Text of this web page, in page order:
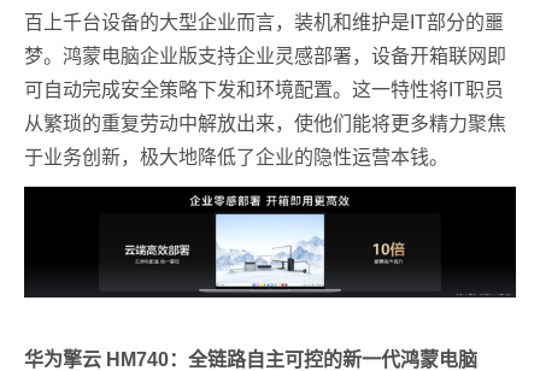
百上千台设备的大型企业而言，装机和维护是IT部分的噩
梦。鸿蒙电脑企业版支持企业灵感部署，设备开箱联网即
可自动完成安全策略下发和环境配置。这一特性将IT职员
从繁琐的重复劳动中解放出来，使他们能将更多精力聚焦
于业务创新，极大地降低了企业的隐性运营本钱。
华为擎云 HM740：全链路自主可控的新一代鸿蒙电脑